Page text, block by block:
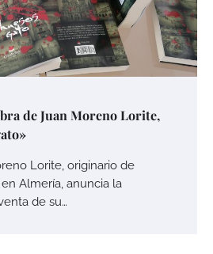
de Juan Moreno Lorite,
Lorite, originario de
Almería, anuncia la
de su…